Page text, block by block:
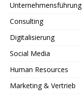
Unternehmensführung
Consulting
Digitalisierung
Social Media
Human Resources
Marketing & Vertrieb